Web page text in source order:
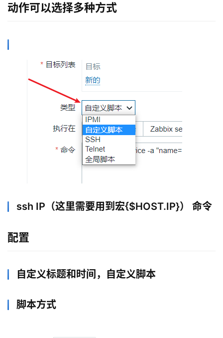
动作可以选择多种方式
ssh IP（这里需要用到宏{$HOST.IP}） 命令
配置
自定义标题和时间，自定义脚本
脚本方式